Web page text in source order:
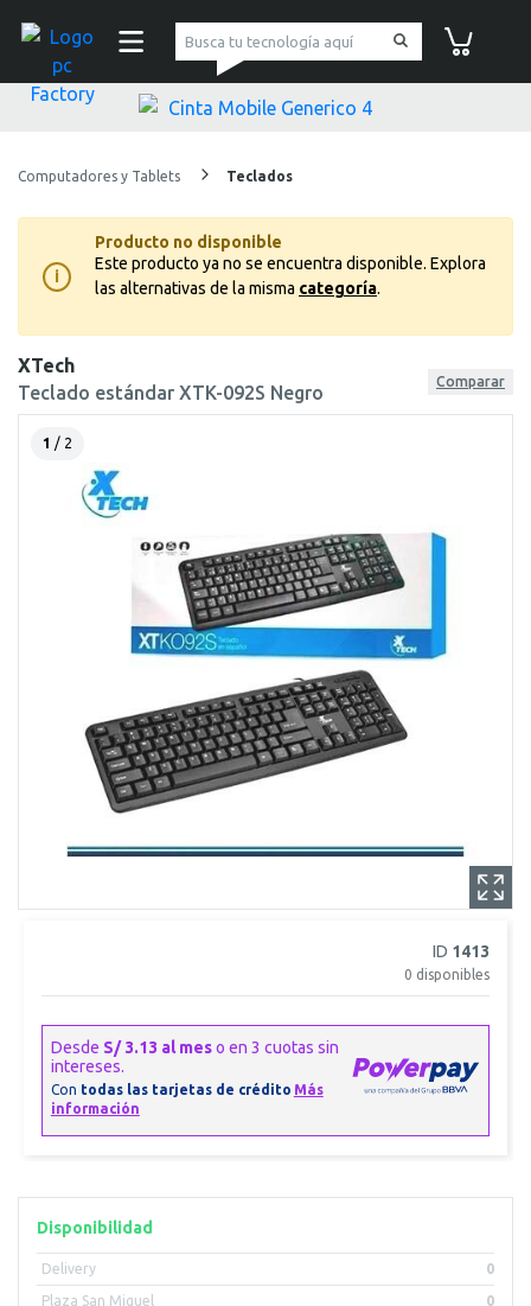
pc Factory
Computadores y Tablets Teclados
i
Producto no disponible
Este producto ya no se encuentra disponible. Explora
las alternativas de la misma categoría.
XTech
Teclado estándar XTK-092S Negro
Comparar
1 / 2
Disponibilidad
Delivery 0
Plaza San Miguel 0
ID 1413
0 disponibles